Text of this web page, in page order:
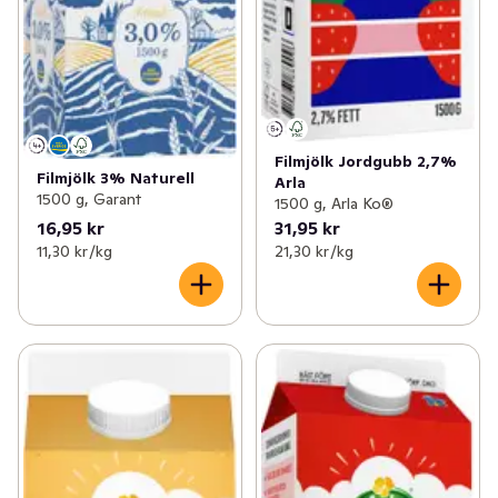
Filmjölk 3% Naturell
1500 g, Garant
16,95 kr
11,30 kr /kg
Filmjölk Jordgubb 2,7%
Arla
1500 g, Arla Ko®
31,95 kr
21,30 kr /kg